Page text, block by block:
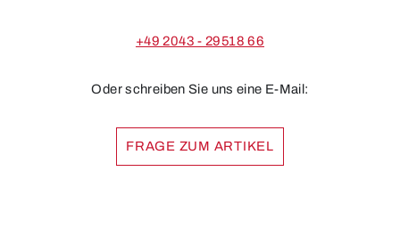
+49 2043 - 29518 66
Oder schreiben Sie uns eine E-Mail:
FRAGE ZUM ARTIKEL